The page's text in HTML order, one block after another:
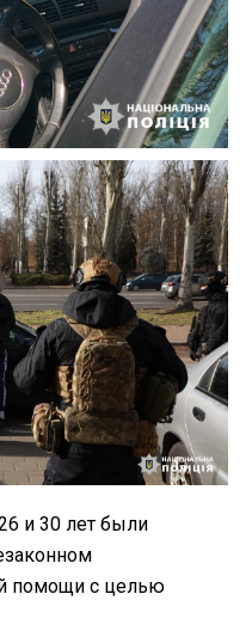
и 30 лет были
помощи с целью